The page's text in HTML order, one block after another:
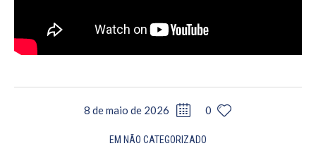
8 de maio de 2026 0
EM NÃO CATEGORIZADO